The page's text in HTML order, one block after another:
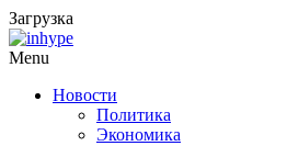
Загрузка
Menu
Новости
Политика
Экономика